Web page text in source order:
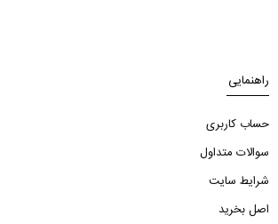
راهنمایی
حساب کاربری
سوالات متداول
شرایط سایت
اصل بخرید